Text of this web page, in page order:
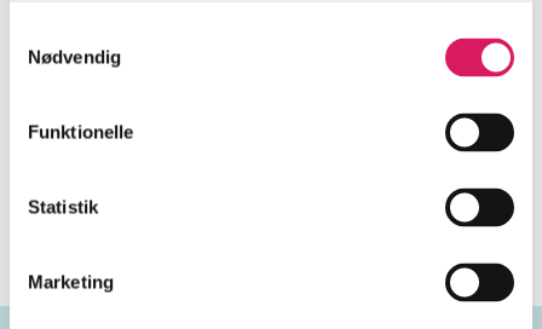
Nødvendig
Funktionelle
Statistik
Marketing
indtil han møder det, der kan være den store
forretningskvinde, og Karsten er sikker på, at hun
står for alt, hvad han foragter.